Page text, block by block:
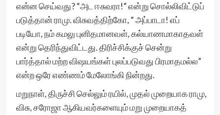
என்ன செய்வது? “அட ஈசுவரா!” என்று சொல்லிவிட்டுப்
படுத்தான் ராமு. விசுவத்திற்கோ, “ அப்பாடா! எப்
படியோ, நம் கமலு புனிதமானவள், கல்யாணமாகாதவள்
என்று தெரிந்துவிட்டது. திரிச்சிக்குச் சென்று
பார்த்தால் மற்ற விஷயங்கள் புலப்படுவது பிரமாதமல்ல”
என்ற ஒரே எண்ணம் மேலோங்கி நின்றது.
மறுநாள், திருச்சி செல்லும் ரயில், முதல் முறையாக ராமு,
விசு, சரோஜா ஆகியவர்களையும் மறு முறையாகத்